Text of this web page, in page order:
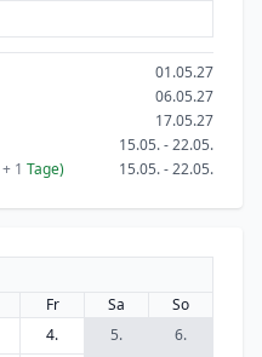
01.05.27
06.05.27
17.05.27
15.05. - 22.05.
+ 1 Tage) 15.05. - 22.05.
Fr Sa
So
4. 5.
6.